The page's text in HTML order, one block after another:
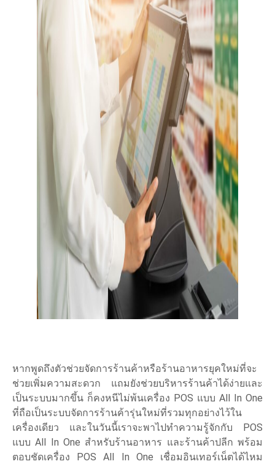
หากพูดถึงตัวช่วยจัดการร้านค้าหรือร้านอาหารยุคใหม่ที่จะ
ช่วยเพิ่มความสะดวก แถมยังช่วยบริหารร้านค้าได้ง่ายและ
เป็นระบบมากขึ้น ก็คงหนีไม่พ้นเครื่อง POS แบบ All In One
ที่ถือเป็นระบบจัดการร้านค้ารุ่นใหม่ที่รวมทุกอย่างไว้ใน
เครื่องเดียว และในวันนี้เราจะพาไปทำความรู้จักกับ POS
แบบ All In One สำหรับร้านอาหาร และร้านค้าปลีก พร้อม
ตอบชัดเครื่อง POS All In One เชื่อมอินเทอร์เน็ตได้ไหม